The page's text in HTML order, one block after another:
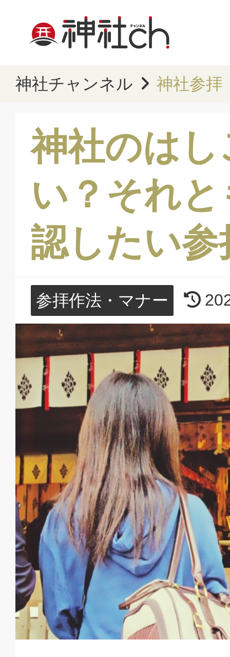
神社チャンネル 神社参拝
神社のは
い？それ
認したい参
参拝作法・マナー